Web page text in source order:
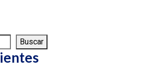
Buscar